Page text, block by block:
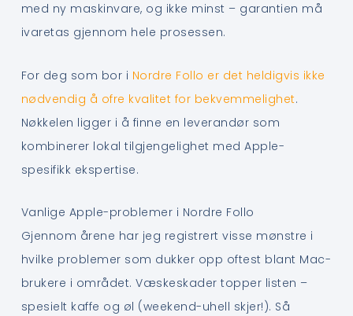
med ny maskinvare, og ikke minst – garantien må
ivaretas gjennom hele prosessen.
For deg som bor i Nordre Follo er det heldigvis ikke
nødvendig å ofre kvalitet for bekvemmelighet.
Nøkkelen ligger i å finne en leverandør som
kombinerer lokal tilgjengelighet med Apple-
spesifikk ekspertise.
Vanlige Apple-problemer i Nordre Follo
Gjennom årene har jeg registrert visse mønstre i
hvilke problemer som dukker opp oftest blant Mac-
brukere i området. Væskeskader topper listen –
spesielt kaffe og øl (weekend-uhell skjer!). Så